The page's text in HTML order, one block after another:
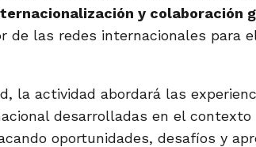
y colaboración
de las redes internacionales para
la actividad abordará las
desarrolladas en el
oportunidades, desafíos y